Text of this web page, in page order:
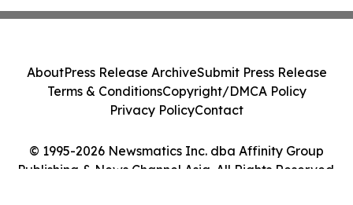
© 1995-2026 Newsmatics Inc. dba Affinity Group
Publishing & News Channel Asia. All Rights Reserved.
AboutPress Release ArchiveSubmit Press Release
Terms & ConditionsCopyright/DMCA Policy
Privacy PolicyContact